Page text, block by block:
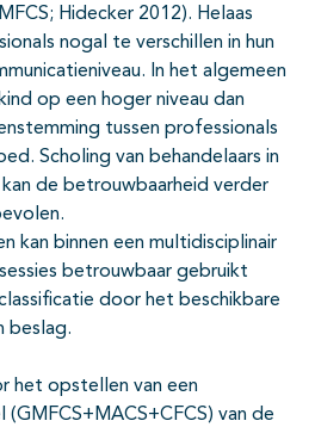
Hidecker 2012). Helaas
nogal te verschillen in hun
In het algemeen
op een hoger niveau dan
tussen professionals
Scholing van behandelaars in
kan de betrouwbaarheid verder
kan binnen een multidisciplinair
betrouwbaar gebruikt
door het beschikbare
beslag.
het opstellen van een
van de